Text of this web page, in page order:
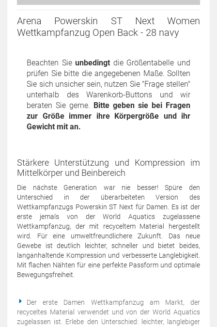
Arena Powerskin ST Next Women
Wettkampfanzug Open Back - 28 navy
Beachten Sieunbedingt die Größentabelle und
prüfen Sie bitte die angegebenen Maße. Sollten
Sie sich unsicher sein, nutzen Sie "Frage stellen"
unterhalb des Warenkorb-Buttons und wir
beraten Sie gerne. Bitte geben sie bei Fragen
zur Größe immer ihre Körpergröße und ihr
Gewicht mit an.
Stärkere Unterstützung und Kompression im
Mittelkörper und Beinbereich
Die nächste Generation war nie besser! Spüre den
Unterschied in der überarbeiteten Version des
Wettkampfanzugs Powerskin ST Next für Damen. Es ist der
erste jemals von der World Aquatics zugelassene
Wettkampfanzug, der mit recyceltem Material hergestellt
wird. Für eine umweltfreundlichere Zukunft. Das neue
Gewebe ist deutlich leichter, schneller und bietet beides,
langanhaltende Kompression und verbesserte Langlebigkeit.
Mit flachen Nähten für eine perfekte Passform und optimale
Bewegungsfreiheit.
Der erste Damen Wettkampfanzug am Markt, der
recyceltes Material verwendet und von der World Aquatics
zugelassen ist. Erlebe den Unterschied: leichter, langlebiger